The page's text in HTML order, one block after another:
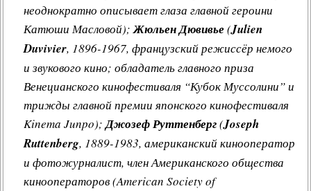
неоднократно описывает глаза главной героини
Катюши Масловой);Жюльен Дювивье (Julien
Duvivier, 1896-1967, французский режиссёр немого
и звукового кино; обладатель главного приза
Венецианского кинофестиваля “Кубок Муссолини” и
трижды главной премии японского кинофестиваля
Kinema Junpo);Джозеф Руттенберг(Joseph
Ruttenberg, 1889-1983, американский кинооператор
и фотожурналист, член Американского общества
кинооператоров (American Society of